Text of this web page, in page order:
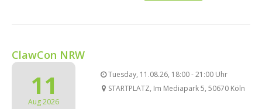
ClawCon NRW
11
Aug 2026
Tuesday, 11.08.26, 18:00 - 21:00 Uhr
STARTPLATZ, Im Mediapark 5, 50670 Köln